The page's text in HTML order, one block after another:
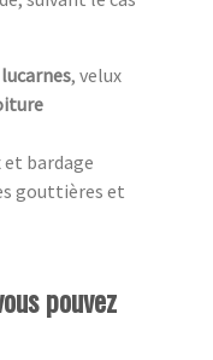
lucarnes, velux
bardage
gouttières et
pouvez